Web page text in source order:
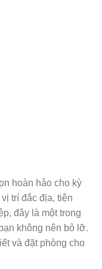
hoàn hảo cho kỳ
trí đắc địa, tiện
đây là một trong
không nên bỏ lỡ.
và đặt phòng cho